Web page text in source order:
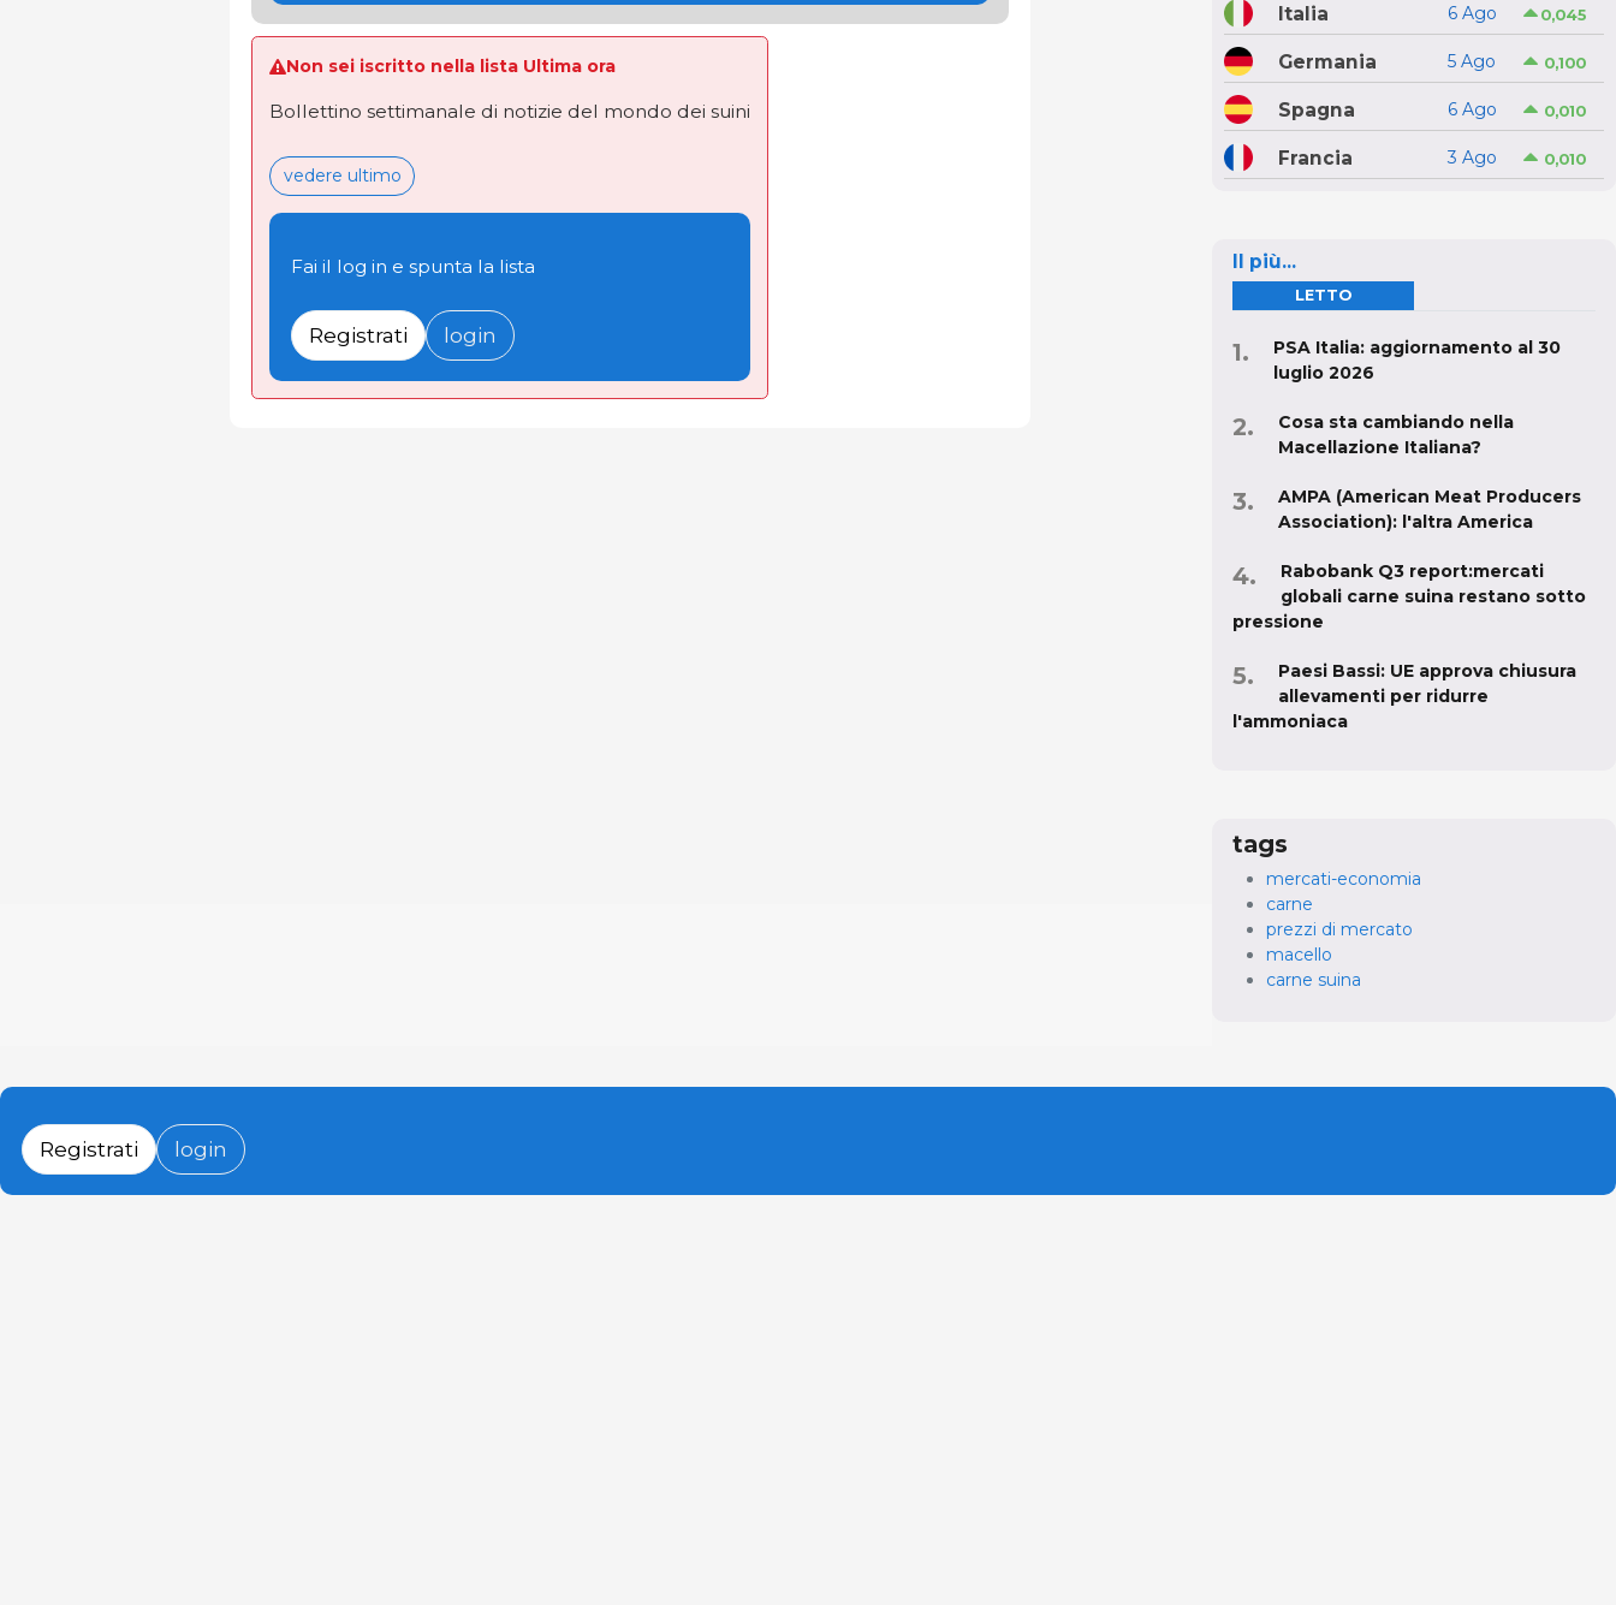
Non sei iscritto nella lista Ultima ora
Bollettino settimanale di notizie del mondo dei suini
vedere ultimo
Fai il log in e spunta la lista
Registrati login
Italia 6 Ago 0,045
Germania 5 Ago 0,100
Spagna 6 Ago 0,010
Francia 3 Ago 0,010
Il più...
LETTO
PSA Italia: aggiornamento al 30
luglio 2026
Cosa sta cambiando nella
Macellazione Italiana?
AMPA (American Meat Producers
Association): l'altra America
Rabobank Q3 report:mercati
globali carne suina restano sotto
pressione
Paesi Bassi: UE approva chiusura
allevamenti per ridurre
l'ammoniaca
tags
mercati-economia
carne
prezzi di mercato
macello
carne suina
Registrati login